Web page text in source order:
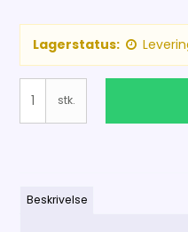
Lagerstatus:
stk.
Beskrivelse